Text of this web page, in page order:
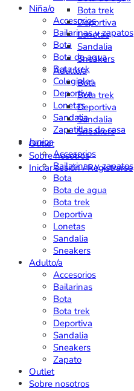
Niña/o
Accesorios
Bailarinas y zapatos
Bota
Bota de agua
Bota trek
Colegiales
Deportiva
Lonetas
Sandalia
Zapatillas de casa
Junior
Accesorios
Bailarinas y zapatos
Bota
Bota de agua
Bota trek
Deportiva
Lonetas
Sandalia
Sneakers
Adulto/a
Accesorios
Bailarinas
Bota
Bota trek
Deportiva
Sandalia
Sneakers
Zapato
Outlet
Sobre nosotros
Bota trek
Deportiva
Lonetas
Sandalia
Sneakers
Adulto/a
Bota
Bota trek
Deportiva
Sandalia
Sneakers
Outlet
Sobre nosotros
Iniciar sesión / Registrarse